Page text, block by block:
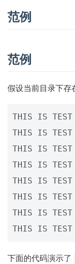
范例
范例
假设当前目录下存
THIS IS
THIS IS
THIS IS
THIS IS
THIS IS
THIS IS
THIS IS
下面的代码演示了